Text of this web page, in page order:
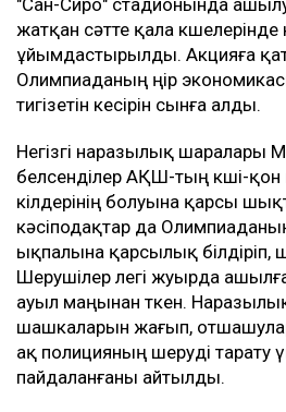
"Сан-Сиро" стадионында ашылу
жатқан сәтте қала
ұйымдастырылды. Акцияға
Олимпиаданың өңір
тигізетін кесірін сынға алды.
Негізгі наразылық шаралары
белсенділер АҚШ-тың көші-
өкілдерінің болуына қарсы
кәсіподақтар да
ықпалына қарсылық білдіріп,
Шерушілер легі жуырда
ауыл маңынан өткен. Наразылық
шашкаларын жағып,
ақ полицияның шеруді тарату
пайдаланғаны айтылды.